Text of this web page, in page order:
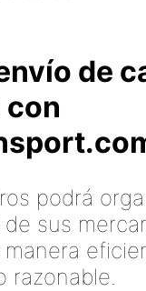
de
con
podrá
sus
razonable.